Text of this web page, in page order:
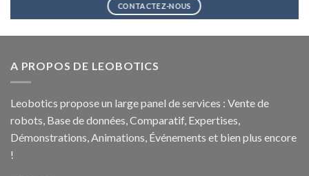
CONTACTEZ-NOUS
A PROPOS DE LEOBOTICS
Leobotics propose un large panel de services : Vente de
robots, Base de données, Comparatif, Expertises,
Démonstrations, Animations, Événements et bien plus encore
!